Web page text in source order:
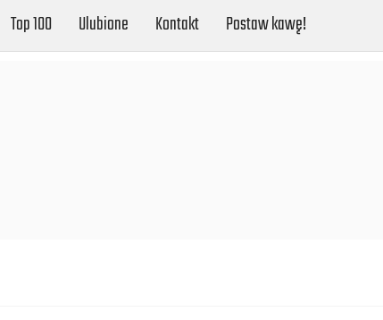
Top 100 Ulubione Kontakt Postaw kawę!